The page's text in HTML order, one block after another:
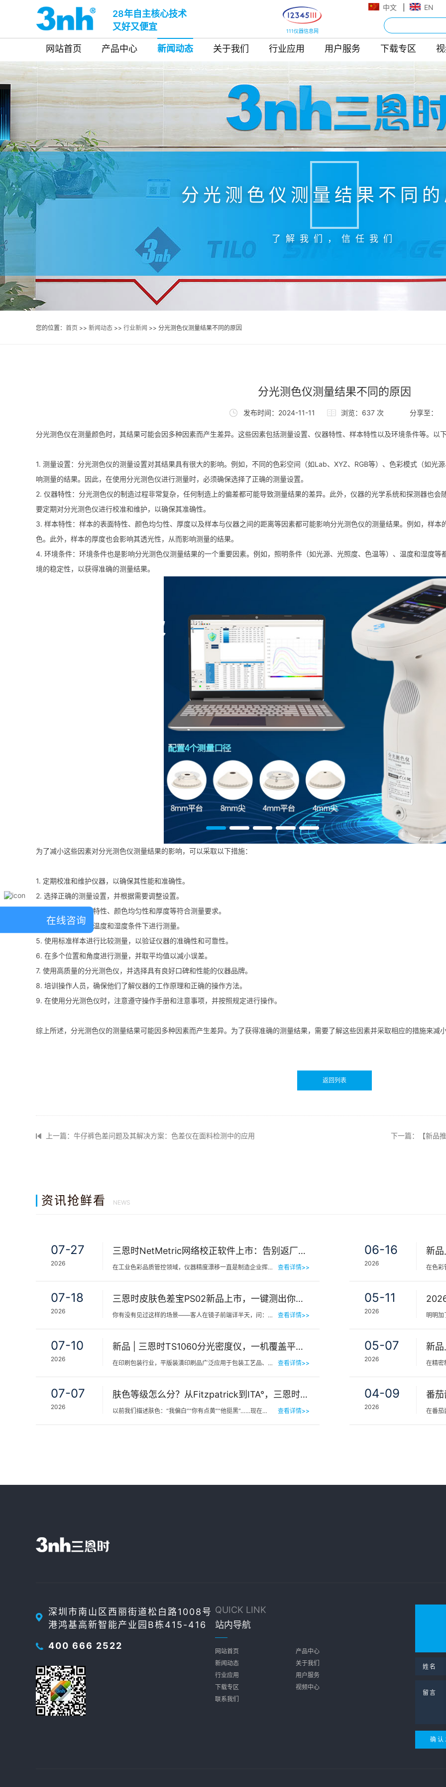
28年自主核心技术
又好又便宜
中文 EN
111仪器信息网
网站首页 产品中心 新闻动态 关于我们 行业应用 用户服务 下载专区
分光测色仪测量结果不同
了解我们，信任我们
您的位置： 首页 >> 新闻动态 >> 行业新闻 >> 分光测色仪测量结果不同的原因
分光测色仪测量结果不同的原因
发布时间：2024-11-11 浏览：637 次 分享至：
分光测色仪在测量颜色时，其结果可能会因多种因素而产生差异。这些因素包括测量设置、仪器特性、样本特性以及环境条件等。以
1. 测量设置：分光测色仪的测量设置对其结果具有很大的影响。例如，不同的色彩空间（如Lab、XYZ、RGB等）、色彩模式（如光
响测量的结果。因此，在使用分光测色仪进行测量时，必须确保选择了正确的测量设置。
2. 仪器特性：分光测色仪的制造过程非常复杂，任何制造上的偏差都可能导致测量结果的差异。此外，仪器的光学系统和探测器也
要定期对分光测色仪进行校准和维护，以确保其准确性。
3. 样本特性：样本的表面特性、颜色均匀性、厚度以及样本与仪器之间的距离等因素都可能影响分光测色仪的测量结果。例如，样
色。此外，样本的厚度也会影响其透光性，从而影响测量的结果。
4. 环境条件：环境条件也是影响分光测色仪测量结果的一个重要因素。例如，照明条件（如光源、光照度、色温等）、温度和湿度
境的稳定性，以获得准确的测量结果。
为了减小这些因素对分光测色仪测量结果的影响，可以采取以下措施：
1. 定期校准和维护仪器，以确保其性能和准确性。
2. 选择正确的测量设置，并根据需要调整设置。
3. 确保样本的表面特性、颜色均匀性和厚度等符合测量要求。
4. 在稳定的照明、温度和湿度条件下进行测量。
5. 使用标准样本进行比较测量，以验证仪器的准确性和可靠性。
6. 在多个位置和角度进行测量，并取平均值以减小误差。
7. 使用高质量的分光测色仪，并选择具有良好口碑和性能的仪器品牌。
8. 培训操作人员，确保他们了解仪器的工作原理和正确的操作方法。
9. 在使用分光测色仪时，注意遵守操作手册和注意事项，并按照规定进行操作。
综上所述，分光测色仪的测量结果可能因多种因素而产生差异。为了获得准确的测量结果，需要了解这些因素并采取相应的措施来减
返回列表
上一篇：牛仔裤色差问题及其解决方案：色差仪在面料检测中的应用 下一篇：【新品
资讯抢鲜看 NEWS
07-27
2026
三恩时NetMetric网络校正软件上市：告别返厂，15分钟让测色仪“恢复出厂精度”
在工业色彩品质管控领域，仪器精度漂移一直是制造企业挥之不去的隐痛。同一批货，A车间测合格、B车间测不合… 查看详情>>
07-18
2026
三恩时皮肤色差宝PS02新品上市，一键测出你的精准肤色等级
你有没有见过这样的场景——客人在镜子前端详半天，问：“我是不是白了一点？”美容师… 查看详情>>
07-10
2026
新品 | 三恩时TS1060分光密度仪，一机覆盖平版装潢印刷品色密度与色差检测
在印刷包装行业，平版装潢印刷品广泛应用于包装工艺品、日化标签、节日用品等场景，客户对同一批次产品的色… 查看详情>>
07-07
2026
肤色等级怎么分？从Fitzpatrick到ITA°，三恩时皮肤测色仪让肤色“数字化”
以前我们描述肤色：“我偏白”“你有点黄”“他挺黑”……现在… 查看详情>>
06-16
2026
05-11
2026
05-07
2026
04-09
2026
番
深圳市南山区西丽街道松白路1008号
港鸿基高新智能产业园B栋415-416
400 666 2522
QUICK LINK
站内导航
网站首页
产品中心
新闻动态
关于我们
行业应用
用户服务
下载专区
视频中心
联系我们
在线咨询